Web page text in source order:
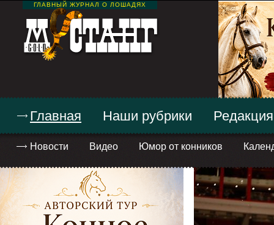
ГЛАВНЫЙ ЖУРНАЛ О ЛОШАДЯХ
Главная
Новости Видео Юмор от конников
Наши рубрики Редакция